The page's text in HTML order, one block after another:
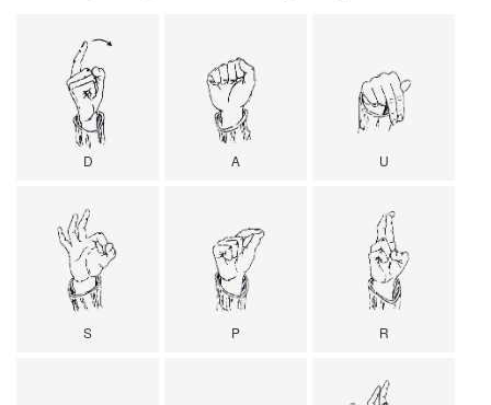
D A U
S P R